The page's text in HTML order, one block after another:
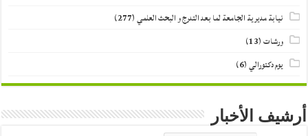
نيابة مديرية الجامعة لما بعد التدرج و البحث العلمي(277)
ورشات(13)
يوم دكتورالي(6)
أرشيف الأخبار